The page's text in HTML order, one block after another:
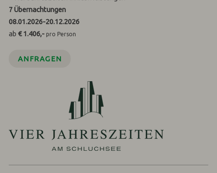
7Übernachtungen
08.01.2026-20.12.2026
ab€ 1.406,- pro Person
ANFRAGEN